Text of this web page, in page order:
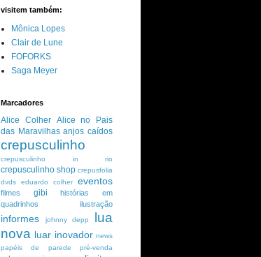
visitem também:
Mônica Lopes
Clair de Lune
FOFORKS
Saga Meyer
Marcadores
Alice Colher Alice no Pais
das Maravilhas anjos caídos
crepusculinho
crepusculinho in rio
crepusculinho shop crepusfolia
dvds
eduardo colher eventos
filmes gibi
histórias em
quadrinhos
ilustração
informes johnny depp
lua
nova luar inovador news
papéis de parede
pré-venda